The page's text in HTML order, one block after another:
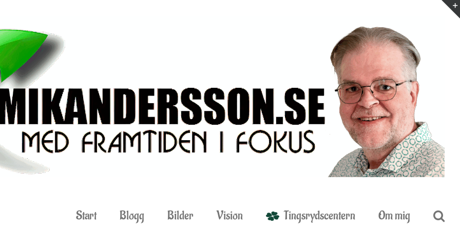
Start Blogg Bilder Vision Tingsrydscentern Om mig